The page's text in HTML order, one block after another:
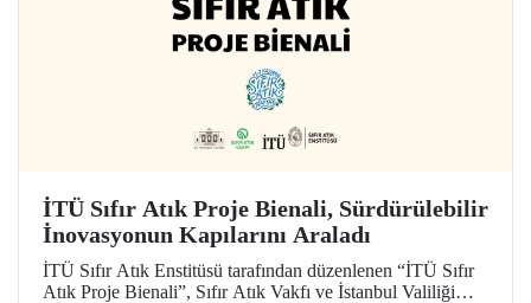
İTÜ Sıfır Atık Proje Bienali, Sürdürülebilir
İnovasyonun Kapılarını Araladı
İTÜ Sıfır Atık Enstitüsü tarafından düzenlenen “İTÜ Sıfır
Atık Proje Bienali”, Sıfır Atık Vakfı ve İstanbul Valiliği